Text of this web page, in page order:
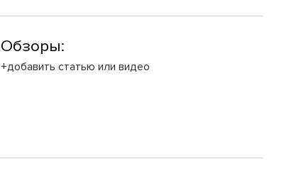
Обзоры:
+добавить статью или видео